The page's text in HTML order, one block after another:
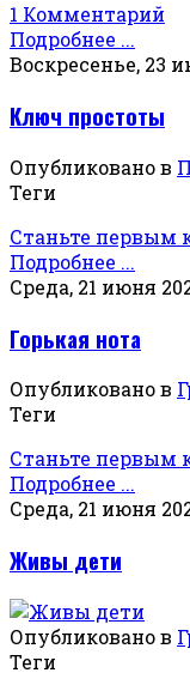
1 Комментарий
Подробнее ...
Воскресенье, 23
Ключ простоты
Опубликовано в
Теги
Станьте первым
Подробнее ...
Среда, 21 июня
Горькая нота
Опубликовано в
Теги
Станьте первым
Подробнее ...
Среда, 21 июня
Живы дети
Опубликовано в
Теги